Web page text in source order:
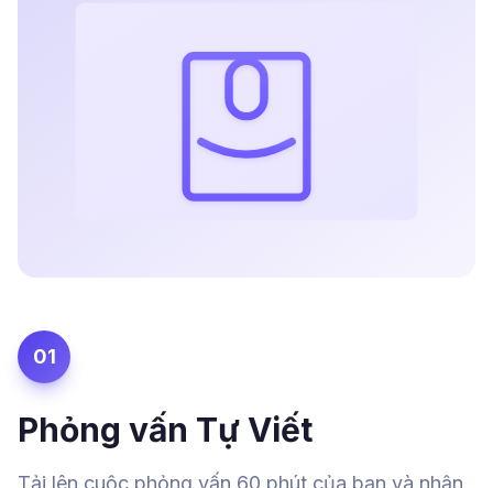
01
Phỏng vấn Tự Viết
Tải lên cuộc phỏng vấn 60 phút của bạn và nhận